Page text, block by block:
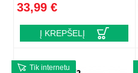
33,99 €
Į KREPŠELĮ
Tik internetu